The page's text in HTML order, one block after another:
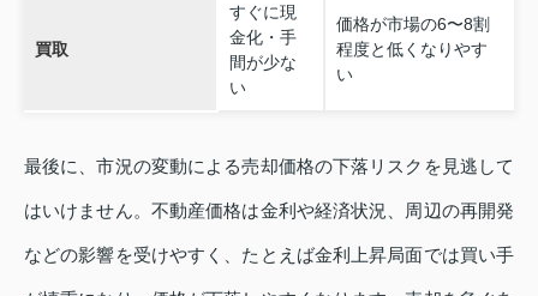
買取
すぐに現
金化・手
間が少な
い
価格が市場の6〜8割
程度と低くなりやす
い
最後に、市況の変動による売却価格の下落リスクを見逃して
はいけません。不動産価格は金利や経済状況、周辺の再開発
などの影響を受けやすく、たとえば金利上昇局面では買い手